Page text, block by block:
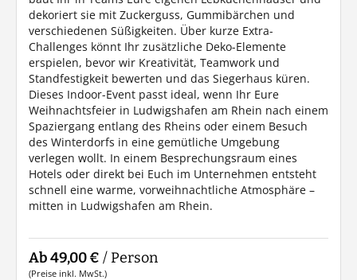
dekoriert sie mit Zuckerguss, Gummibärchen und
verschiedenen Süßigkeiten. Über kurze Extra-
Challenges könnt Ihr zusätzliche Deko-Elemente
erspielen, bevor wir Kreativität, Teamwork und
Standfestigkeit bewerten und das Siegerhaus küren.
Dieses Indoor-Event passt ideal, wenn Ihr Eure
Weihnachtsfeier in Ludwigshafen am Rhein nach einem
Spaziergang entlang des Rheins oder einem Besuch
des Winterdorfs in eine gemütliche Umgebung
verlegen wollt. In einem Besprechungsraum eines
Hotels oder direkt bei Euch im Unternehmen entsteht
schnell eine warme, vorweihnachtliche Atmosphäre –
mitten in Ludwigshafen am Rhein.
Ab 49,00 € / Person
(Preise inkl. MwSt.)